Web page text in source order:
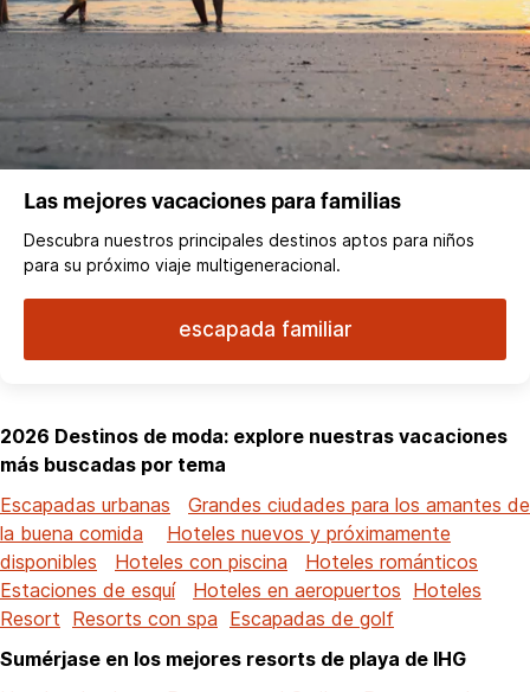
Las mejores vacaciones para familias
Descubra nuestros principales destinos aptos para niños
para su próximo viaje multigeneracional.
escapada familiar
2026 Destinos de moda: explore nuestras vacaciones
más buscadas por tema
Escapadas urbanas
Grandes ciudades para los amantes de
la buena comida
Hoteles nuevos y próximamente
disponibles
Hoteles con piscina
Hoteles románticos
Estaciones de esquí
Hoteles en aeropuertos Hoteles
Resort Resorts con spa Escapadas de golf
Sumérjase en los mejores resorts de playa de IHG